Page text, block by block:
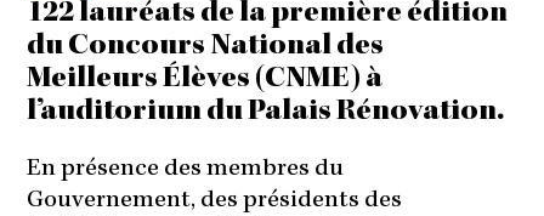
122 lauréats de la première édition
du Concours National des
Meilleurs Élèves (CNME) à
l’auditorium du Palais Rénovation.
En présence des membres du
Gouvernement, des présidents des